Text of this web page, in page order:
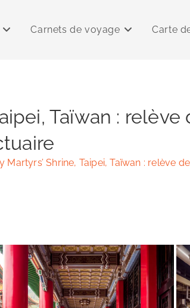
Carnets de voyage Carte
Taïwan :
Martyrs’ Shrine, Taipei, Taïwan : relève